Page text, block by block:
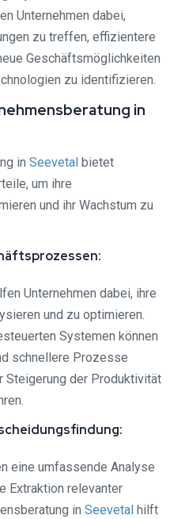
Unternehmen dabei,
zu treffen, effizientere
Geschäftsmöglichkeiten
zu identifizieren.
in
in Seevetal⁠ bietet
um ihre
und ihr Wachstum zu
Unternehmen dabei, ihre
und zu optimieren.
Systemen können
schnellere Prozesse
Steigerung der Produktivität
eine umfassende Analyse
Extraktion relevanter
in Seevetal⁠ hilft